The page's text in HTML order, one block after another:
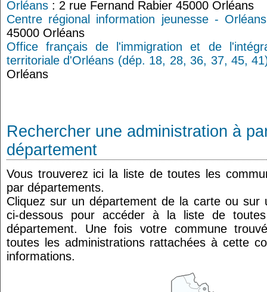
Orléans : 2 rue Fernand Rabier 45000 Orléans
Centre régional information jeunesse - Orléans
45000 Orléans
Office français de l'immigration et de
territoriale d'Orléans (dép. 18, 28, 36, 37, 45,
Orléans
Rechercher une administration à
département
Vous trouverez ici la liste de toutes les
par départements.
Cliquez sur un département de la carte ou sur
ci-dessous pour accéder à la liste de
département. Une fois votre commune
toutes les administrations rattachées à cette
informations.